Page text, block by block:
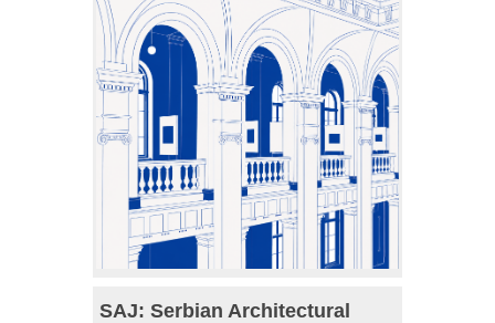
SAJ: Serbian Architectural